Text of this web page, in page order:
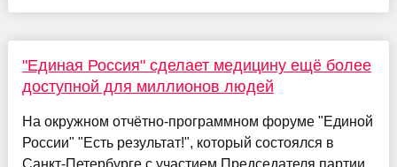
"Единая Россия" сделает медицину ещё более
доступной для миллионов людей
На окружном отчётно-программном форуме "Единой
России" "Есть результат!", который состоялся в
Санкт-Петербурге с участием Председателя партии